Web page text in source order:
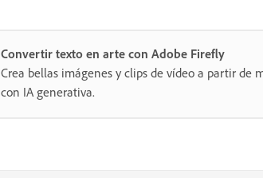
Convertir texto en arte con Adobe Firefly
Crea bellas imágenes y clips de vídeo a partir de
con IA generativa.